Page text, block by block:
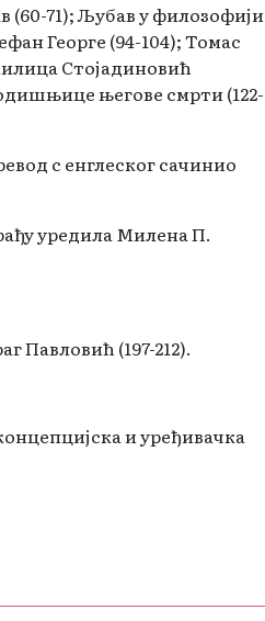
(60-71); Љубав у филозофији
Георге (94-104); Томас
Стојадиновић
његове смрти (122-
с енглеског сачинио
уредила Милена П.
Павловић (197-212).
и уређивачка